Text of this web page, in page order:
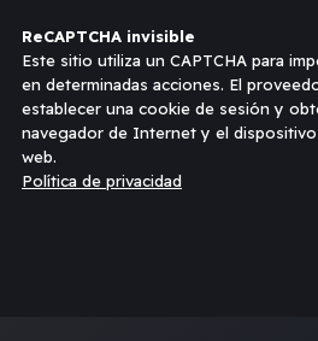
ReCAPTCHA invisible
Este sitio utiliza un CAPTCHA para
en determinadas acciones. El
establecer una cookie de sesión y
navegador de Internet y el
web.
Política de privacidad